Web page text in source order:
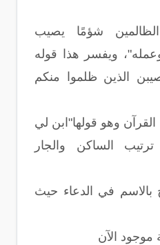
شؤمًا يصيب
ويفسر هذا قوله
الذين ظلموا منكم
وهو قولها"ابن لي
الساكن والجار
بالاسم في الدعاء حيث